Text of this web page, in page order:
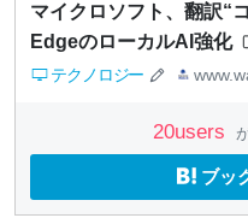
マイクロソフト、翻訳“
EdgeのローカルAI強化
テクノロジー
20users
ブッ